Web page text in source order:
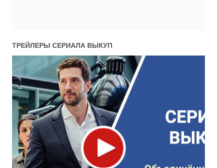
ТРЕЙЛЕРЫ СЕРИАЛА ВЫКУП